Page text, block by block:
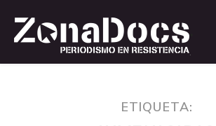
ETIQUETA: